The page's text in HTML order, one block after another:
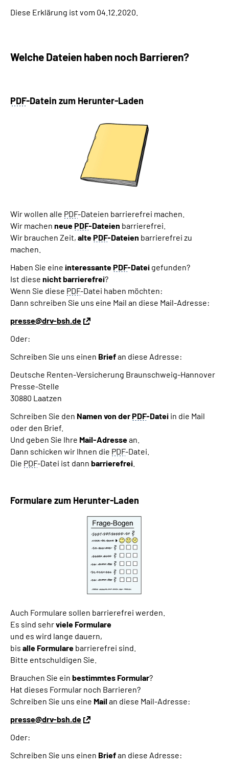
Diese Erklärung ist vom 04.12.2020.
Welche Dateien haben noch Barrieren?
PDF-Datein zum Herunter-Laden
Wir wollen alle PDF-Dateien barrierefrei machen.
Wir machen neuePDF-Dateien barrierefrei.
Wir brauchen Zeit, altePDF-Dateien barrierefrei zu
machen.
Haben Sie eine interessantePDF-Datei gefunden?
Ist diese nicht barrierefrei?
Wenn Sie diese PDF-Datei haben möchten:
Dann schreiben Sie uns eine Mail an diese Mail-Adresse:
presse@drv-bsh.de
Oder:
Schreiben Sie uns einen Briefan diese Adresse:
Deutsche Renten-Versicherung Braunschweig-Hannover
Presse-Stelle
30880 Laatzen
Schreiben Sie den Namen von derPDF-Datei in die Mail
oder den Brief.
Und geben Sie Ihre Mail-Adressean.
Dann schicken wir Ihnen die PDF-Datei.
Die PDF-Datei ist dann barrierefrei
Formulare zum Herunter-Laden
Auch Formulare sollen barrierefrei werden.
Es sind sehrviele Formulare
und es wird lange dauern,
bis alle Formulare barrierefrei sind.
Bitte entschuldigen Sie.
Brauchen Sie ein bestimmtes Formular?
Hat dieses Formular noch Barrieren?
Schreiben Sie uns eine Mailan diese Mail-Adresse:
presse@drv-bsh.de
Oder:
Schreiben Sie uns einen Briefan diese Adresse: